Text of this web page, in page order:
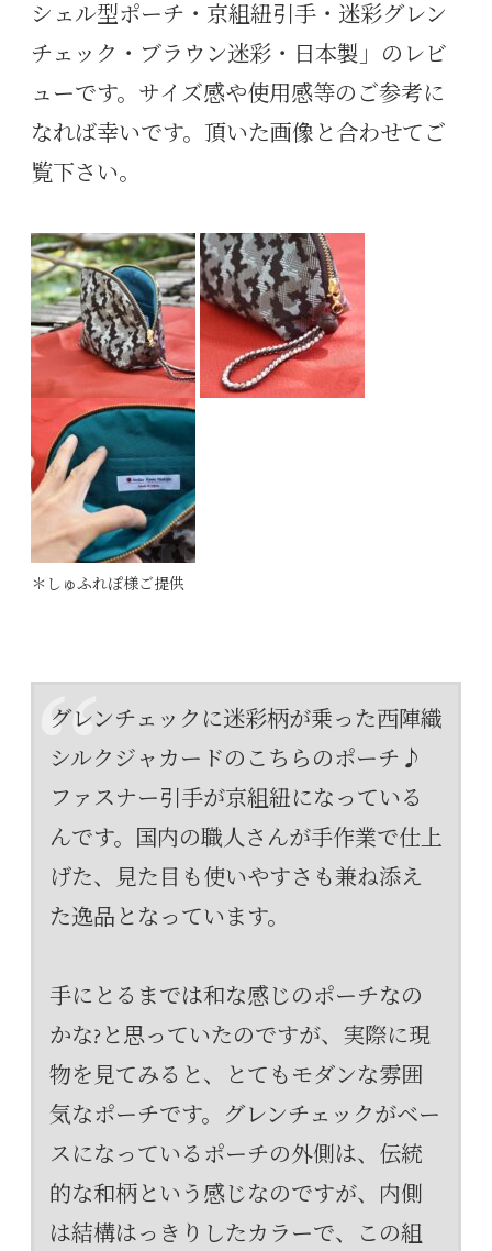
シェル型ポーチ・京組紐引手・迷彩グレン
チェック・ブラウン迷彩・日本製」のレビ
ューです。サイズ感や使用感等のご参考に
なれば幸いです。頂いた画像と合わせてご
覧下さい。
＊しゅふれぽ様ご提供
グレンチェックに迷彩柄が乗った西陣織
シルクジャカードのこちらのポーチ♪
ファスナー引手が京組紐になっている
んです。国内の職人さんが手作業で仕上
げた、見た目も使いやすさも兼ね添え
た逸品となっています。
手にとるまでは和な感じのポーチなの
かな?と思っていたのですが、実際に現
物を見てみると、とてもモダンな雰囲
気なポーチです。グレンチェックがベー
スになっているポーチの外側は、伝統
的な和柄という感じなのですが、内側
は結構はっきりしたカラーで、この組